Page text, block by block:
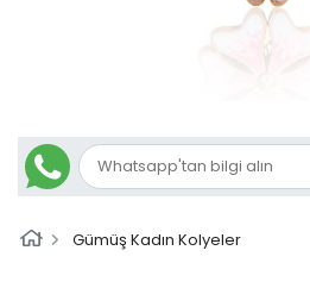
Gümüş Kadın Kolyeler